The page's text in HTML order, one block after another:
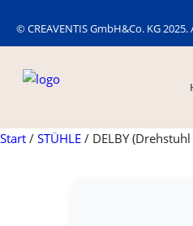
© CREAVENTIS GmbH&Co. KG
Start / STÜHLE / DELBY